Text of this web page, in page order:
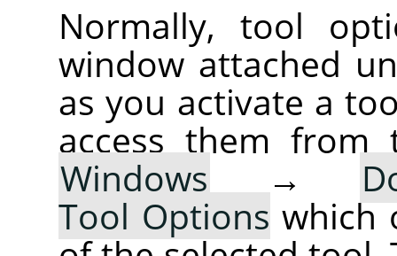
Normally, tool
window attached
as you activate a
access them from
Windows →
Tool Options which